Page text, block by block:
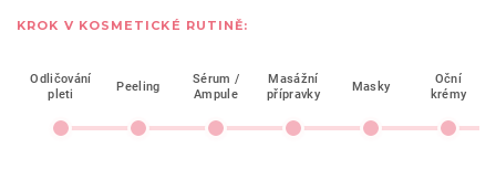
KROK V KOSMETICKÉ RUTINĚ:
Odličování
pleti
Peeling
Sérum /
Ampule
Masážní
přípravky
Masky
Oční
krémy